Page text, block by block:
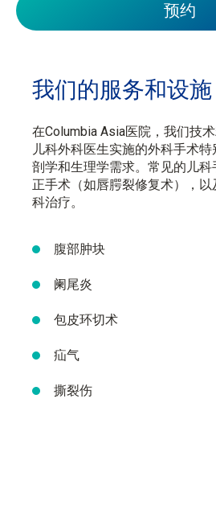
预约
我们的服务和设施
在Columbia Asia医院，我们技
儿科外科医生实施的外科手术
剖学和生理学需求。常见的儿
正手术（如唇腭裂修复术），
科治疗。
腹部肿块
阑尾炎
包皮环切术
疝气
撕裂伤